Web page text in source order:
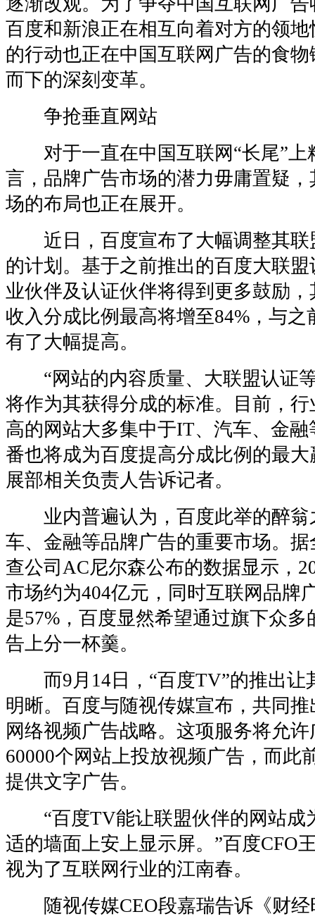
百度和新浪正在相互向着对方的领
的行动也正在中国互联网广告的食
而下的深刻变革。
争抢垂直网站
对于一直在中国互联网“长尾”上
言，品牌广告市场的潜力毋庸置疑
场的布局也正在展开。
近日，百度宣布了大幅调整其联
的计划。基于之前推出的百度大联
业伙伴及认证伙伴将得到更多鼓励
收入分成比例最高将增至84%，与之
有了大幅提高。
“网站的内容质量、大联盟认证
将作为其获得分成的标准。目前，
高的网站大多集中于IT、汽车、金
番也将成为百度提高分成比例的最
展部相关负责人告诉记者。
业内普遍认为，百度此举的醉翁
车、金融等品牌广告的重要市场。
查公司AC尼尔森公布的数据显示，
市场约为404亿元，同时互联网品牌
是57%，百度显然希望通过旗下众
告上分一杯羹。
而9月14日，“百度TV”的推出让
明晰。百度与随视传媒宣布，共同
网络视频广告战略。这项服务将允
60000个网站上投放视频广告，而此
提供文字广告。
“百度TV能让联盟伙伴的网站成
适的墙面上安上显示屏。”百度CFO
视为了互联网行业的江南春。
随视传媒CEO段嘉瑞告诉《财经